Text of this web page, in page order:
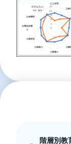
階層別教